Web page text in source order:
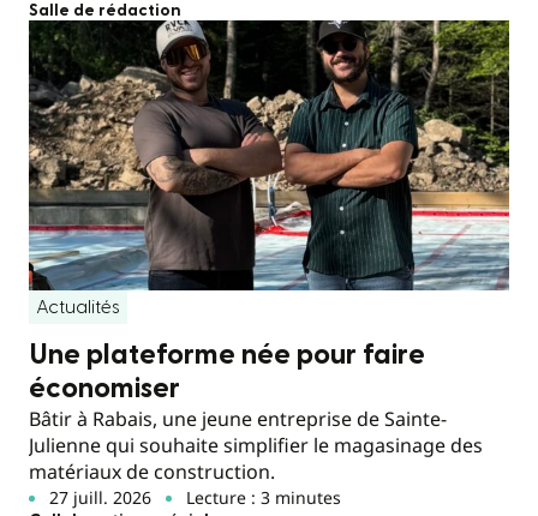
Salle de rédaction
Actualités
Une plateforme née pour faire
économiser
Bâtir à Rabais, une jeune entreprise de Sainte-
Julienne qui souhaite simplifier le magasinage des
matériaux de construction.
27 juill. 2026 Lecture : 3 minutes